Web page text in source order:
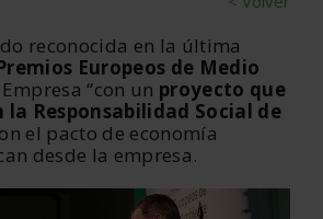
reconocida en la última
Europeos de Medio
“con un proyecto que
la Responsabilidad Social de
el pacto de economía
desde la empresa.